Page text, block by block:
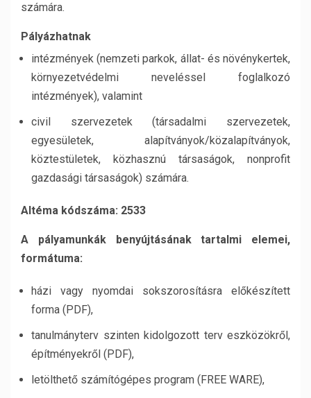
számára.
Pályázhatnak
intézmények (nemzeti parkok, állat- és növénykertek,
környezetvédelmi neveléssel foglalkozó
intézmények), valamint
civil szervezetek (társadalmi szervezetek,
egyesületek, alapítványok/közalapítványok,
köztestületek, közhasznú társaságok, nonprofit
gazdasági társaságok) számára.
Altéma kódszáma: 2533
A pályamunkák benyújtásának tartalmi elemei,
formátuma:
házi vagy nyomdai sokszorosításra előkészített
forma (PDF),
tanulmányterv szinten kidolgozott terv eszközökről,
építményekről (PDF),
letölthető számítógépes program (FREE WARE),